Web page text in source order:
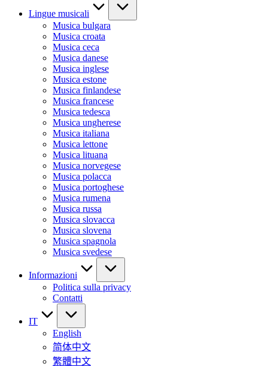
Lingue musicali
Musica bulgara
Musica croata
Musica ceca
Musica danese
Musica inglese
Musica estone
Musica finlandese
Musica francese
Musica tedesca
Musica ungherese
Musica italiana
Musica lettone
Musica lituana
Musica norvegese
Musica polacca
Musica portoghese
Musica rumena
Musica russa
Musica slovacca
Musica slovena
Musica spagnola
Musica svedese
Informazioni
Politica sulla privacy
Contatti
IT
English
简体中文
繁體中文